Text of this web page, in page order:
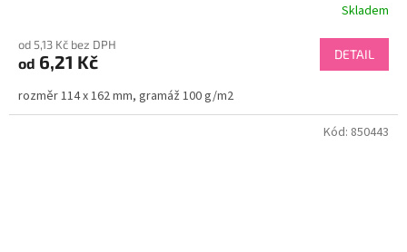
Skladem
od 5,13 Kč bez DPH
od 6,21 Kč DETAIL
rozměr 114 x 162 mm, gramáž 100 g/m2
Kód: 850443